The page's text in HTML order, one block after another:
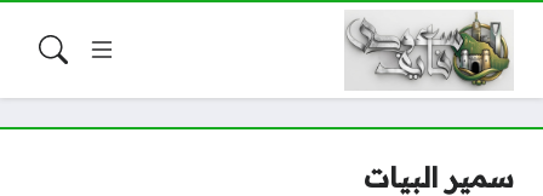
سمير البيات